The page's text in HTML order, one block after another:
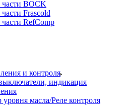
части BOCK
Frascold
RefComp
и контроля
индикация
уровня масла/Реле контроля